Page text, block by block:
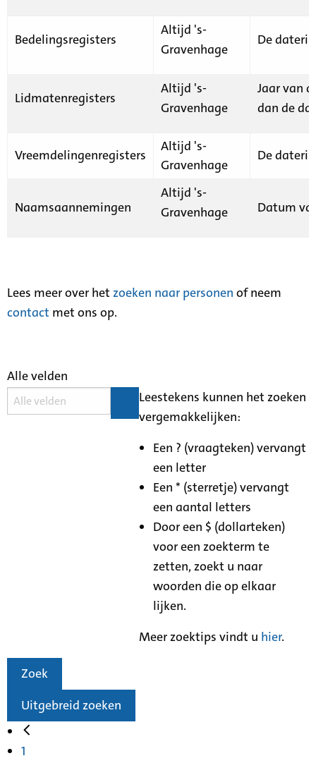
Bedelingsregisters
Altijd 's-
Gravenhage
De
Lidmatenregisters
Altijd 's-
Gravenhage
Jaar van
dan de
Vreemdelingenregisters
Altijd 's-
Gravenhage
De
Naamsaannemingen
Altijd 's-
Gravenhage
Datum
Lees meer over het zoeken naar personen of neem
contact met ons op.
Alle velden
Leestekens kunnen het zoeken
vergemakkelijken:
Een ? (vraagteken) vervangt
een letter
Een * (sterretje) vervangt
een aantal letters
Door een $ (dollarteken)
voor een zoekterm te
zetten, zoekt u naar
woorden die op elkaar
lijken.
Meer zoektips vindt u hier.
Zoek
Uitgebreid zoeken
1